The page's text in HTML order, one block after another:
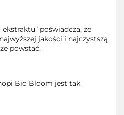
poświadcza, że
jakości i najczystszą
powstać.
Bio Bloom jest tak